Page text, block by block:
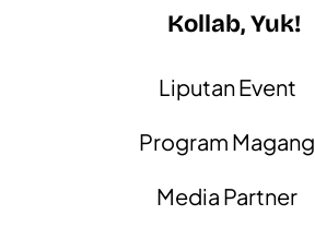
Kollab, Yuk!
Liputan Event
Program Magang
Media Partner